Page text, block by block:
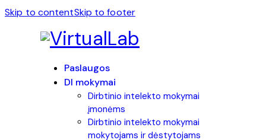
Skip to contentSkip to footer
Paslaugos
DI mokymai
Dirbtinio intelekto mokymai
įmonėms
Dirbtinio intelekto mokymai
mokytojams ir dėstytojams